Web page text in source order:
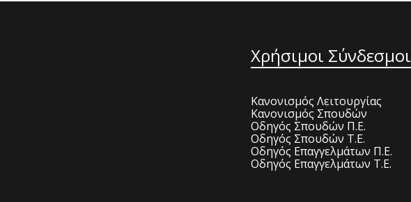
Χρήσιμοι Σύνδεσμοι
Κανονισμός Λειτουργίας
Κανονισμός Σπουδών
Οδηγός Σπουδών Π.Ε.
Οδηγός Σπουδών Τ.Ε.
Οδηγός Επαγγελμάτων Π.Ε.
Οδηγός Επαγγελμάτων Τ.Ε.